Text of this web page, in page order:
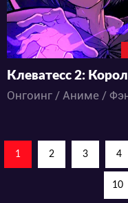
5:15:38:8
1 2 3 4
10